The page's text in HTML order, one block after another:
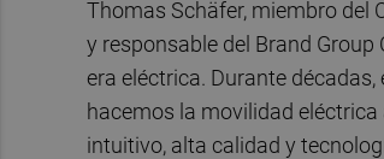
Thomas Schäfer, miembro del
y responsable del Brand Group
era eléctrica. Durante
hacemos la movilidad
intuitivo, alta calidad y